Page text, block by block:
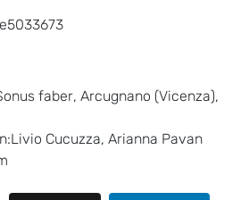
faber, Arcugnano (Vicenza),
Cucuzza, Arianna Pavan